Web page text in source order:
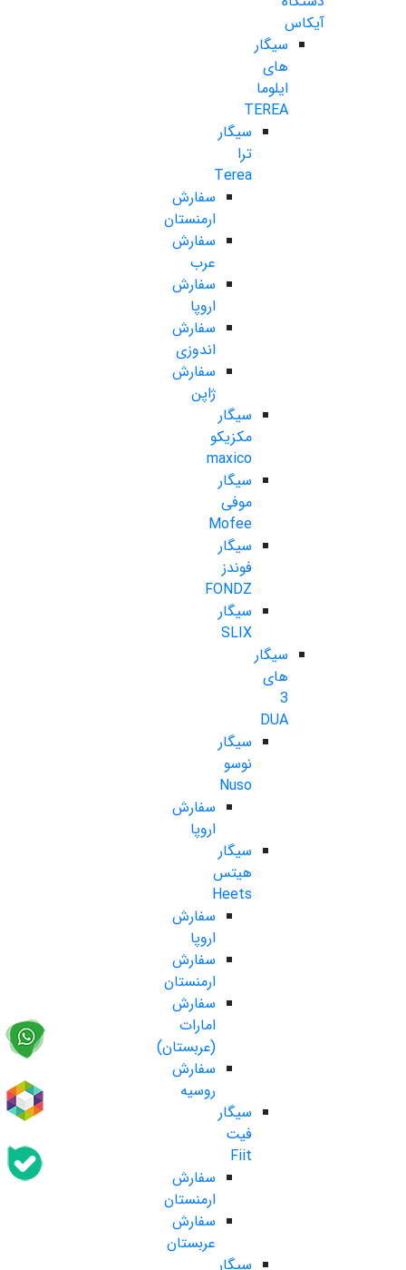
آیکاس
سیگار
های
ایلوما
TEREA
سیگار
ترا
Terea
سفارش
ارمنستان
سفارش
عرب
سفارش
اروپا
سفارش
اندوزی
سفارش
ژاپن
سیگار
مکزیکو
maxico
سیگار
موفی
Mofee
سیگار
فوندز
FONDZ
سیگار
SLIX
سیگار
های
3
DUA
سیگار
نوسو
Nuso
سفارش
اروپا
سیگار
هیتس
Heets
سفارش
اروپا
سفارش
ارمنستان
سفارش
امارات
(عربستان)
سفارش
روسیه
سیگار
فیت
Fiit
سفارش
ارمنستان
سفارش
عربستان
سیگار